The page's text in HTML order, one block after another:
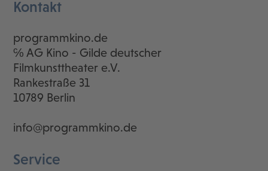
Kontakt
programmkino.de
℅ AG Kino - Gilde deutscher
Filmkunsttheater e.V.
Rankestraße 31
10789 Berlin
info@programmkino.de
Service